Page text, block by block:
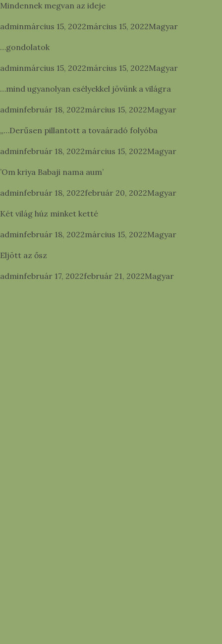
Mindennek megvan az ideje
Posted by
adminmárcius 15, 2022március 15, 2022Posted in
Magyar
…gondolatok
Posted by
adminmárcius 15, 2022március 15, 2022Posted in
Magyar
…mind ugyanolyan esélyekkel jövünk a világra
Posted by
adminfebruár 18, 2022március 15, 2022Posted in
Magyar
„…Derűsen pillantott a tovaáradó folyóba
Posted by
adminfebruár 18, 2022március 15, 2022Posted in
Magyar
’Om kriya Babaji nama aum’
Posted by
adminfebruár 18, 2022február 20, 2022Posted in
Magyar
Két világ húz minket ketté
Posted by
adminfebruár 18, 2022március 15, 2022Posted in
Magyar
Eljött az ősz
Posted by
adminfebruár 17, 2022február 21, 2022Posted in
Magyar